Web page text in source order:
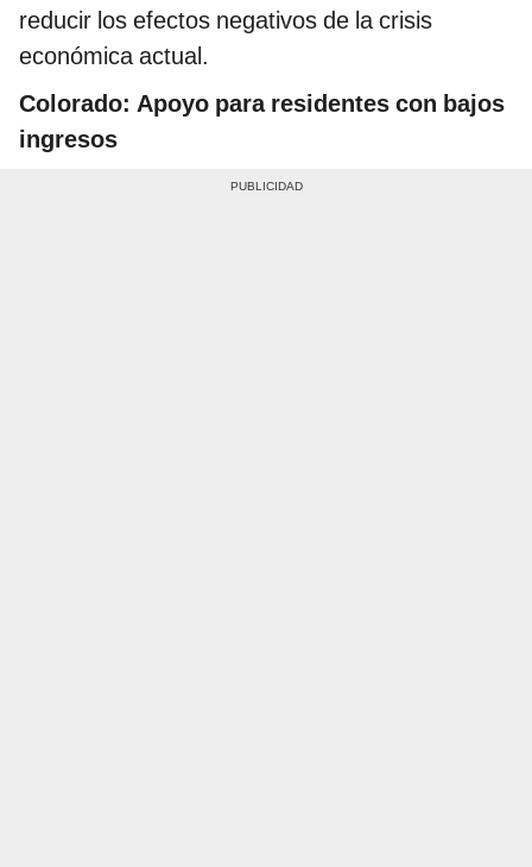
reducir los efectos negativos de la crisis
económica actual.
Colorado: Apoyo para residentes con bajos
ingresos